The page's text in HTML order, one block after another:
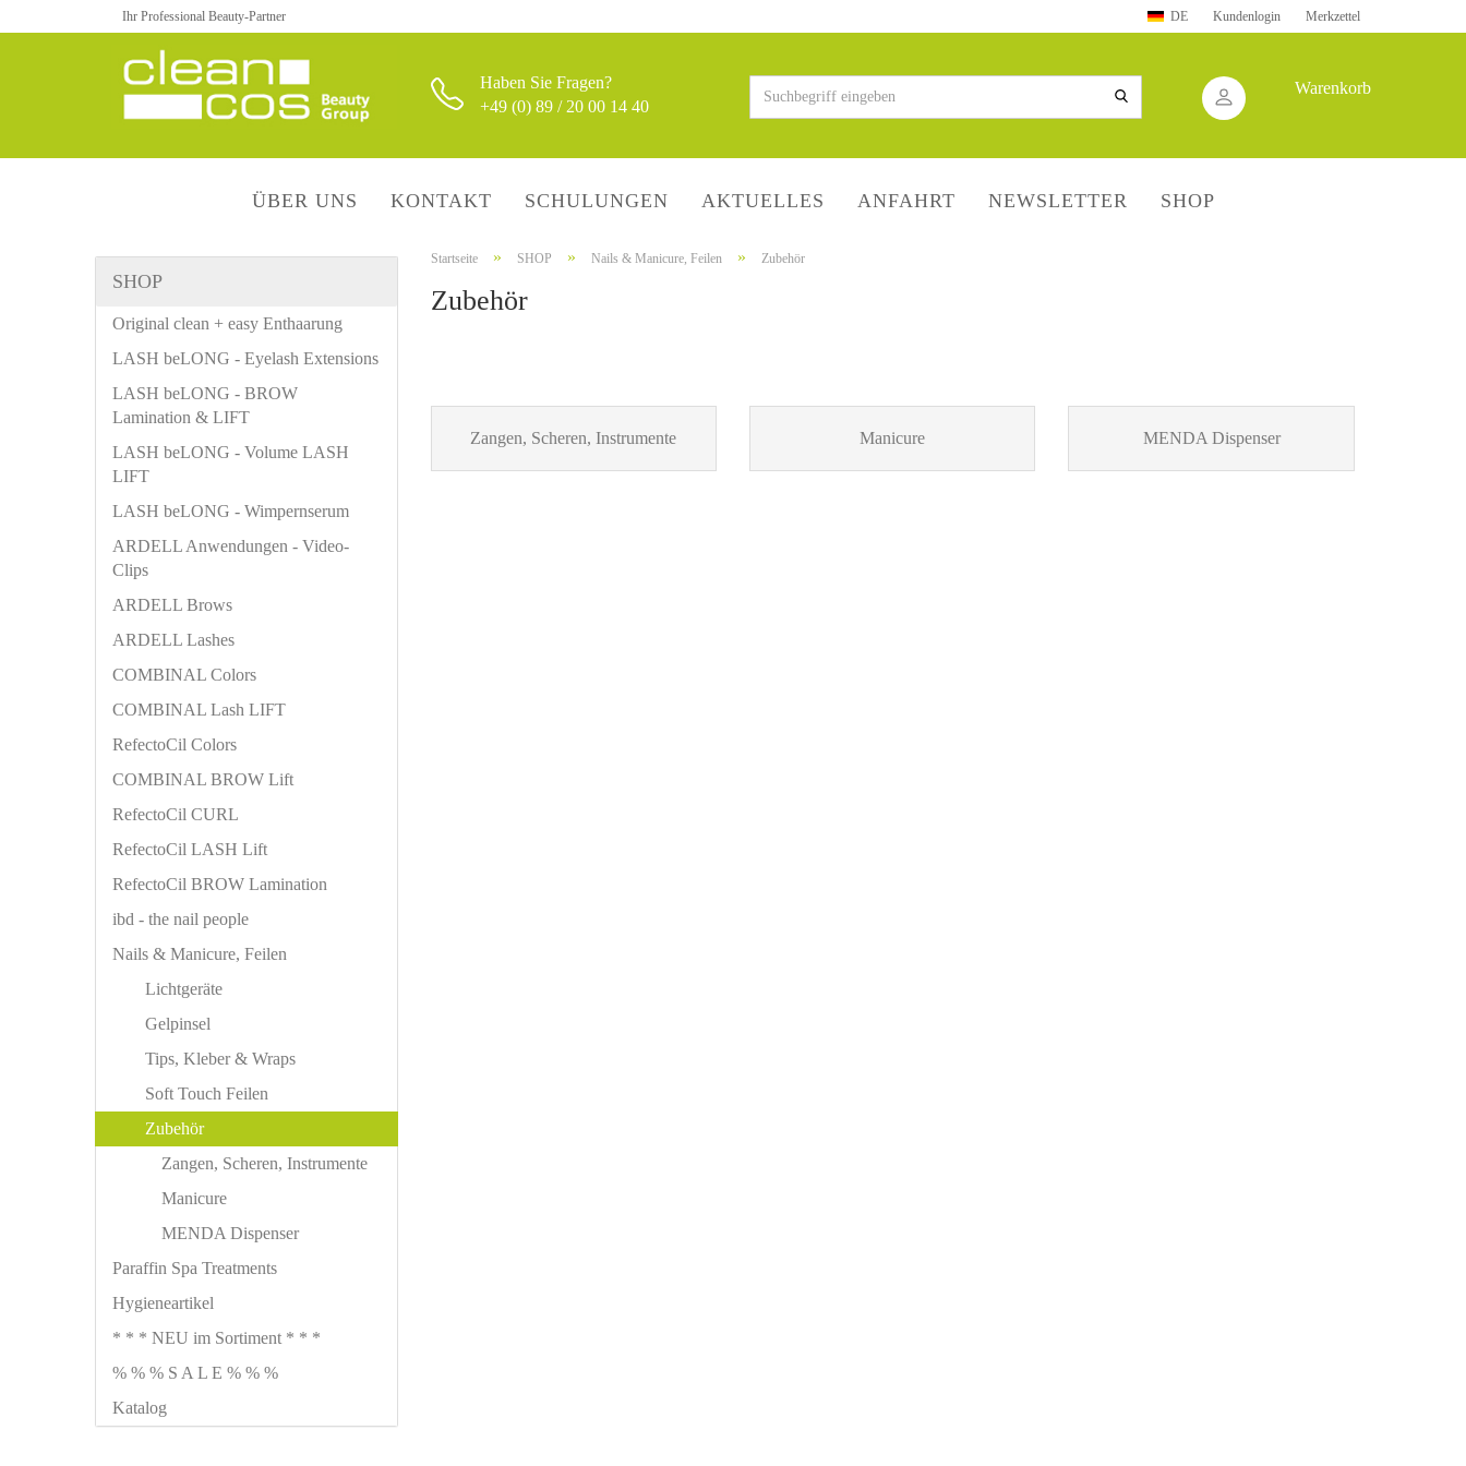
Ihr Professional Beauty-Partner DE
Lieferland
Kundenlogin Merkzettel
Haben Sie Fragen?
+49 (0) 89 / 20 00 14 40
Warenkorb
SHOP
ÜBER UNS KONTAKT SCHULUNGEN AKTUELLES ANFAHRT NEWSLETTER
Startseite » SHOP » Nails & Manicure, Feilen » Zubehör
Zubehör
Zangen, Scheren, Instrumente Manicure MENDA Dispenser
SHOP
Original clean + easy Enthaarung
LASH beLONG - Eyelash Extensions
LASH beLONG - BROW
Lamination & LIFT
LASH beLONG - Volume LASH
LIFT
LASH beLONG - Wimpernserum
ARDELL Anwendungen - Video-
Clips
ARDELL Brows
ARDELL Lashes
COMBINAL Colors
COMBINAL Lash LIFT
RefectoCil Colors
COMBINAL BROW Lift
RefectoCil CURL
RefectoCil LASH Lift
RefectoCil BROW Lamination
ibd - the nail people
Nails & Manicure, Feilen
Lichtgeräte
Gelpinsel
Tips, Kleber & Wraps
Soft Touch Feilen
Zubehör
Zangen, Scheren, Instrumente
Manicure
MENDA Dispenser
Paraffin Spa Treatments
Hygieneartikel
* * * NEU im Sortiment * * *
% % % S A L E % % %
Katalog